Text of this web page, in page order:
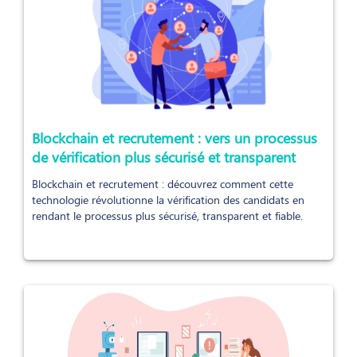
Blockchain et recrutement : vers un processus
de vérification plus sécurisé et transparent
Blockchain et recrutement : découvrez comment cette
technologie révolutionne la vérification des candidats en
rendant le processus plus sécurisé, transparent et fiable.